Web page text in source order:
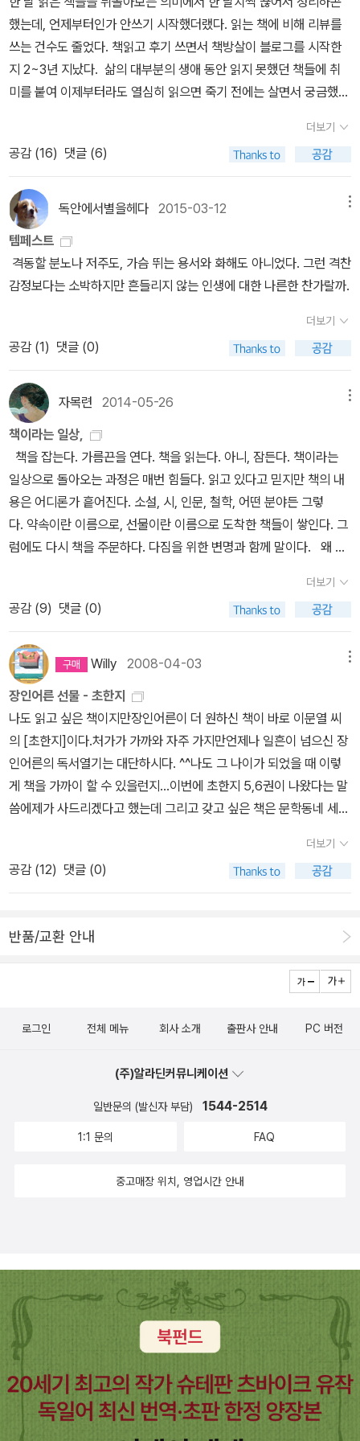
했는데, 언제부터인가 안쓰기 시작했더랬다. 읽는 책에 비해 리뷰를
쓰는 건수도 줄었다. 책읽고 후기 쓰면서 책방살이 블로그를 시작한
지 2~3년 지났다. 삶의 대부분의 생애 동안 읽지 못했던 책들에 취
미를 붙여 이제부터라도 열심히 읽으면 죽기 전에는 살면서 궁금했던
다는 걸 확인하는 작업이란 걸 점점 더 깨닫고 있는 거라고나 할까. 그
래도 아무것도 모른채 죽는다는 걸 알게 된다는 것만으로도 책읽기의
수확이라면 수확이겠다. 최근 글의 양이 줄었는데, 다 이유가 있다. 어
떤 책방에서는 자기들이 준 책 혹은 지원금을 자기 책방에만 올릴 것
을 강조한다. 어떤 곳은 그렇지 않다. 예를 들어 A라는 책방에서 한 달
에 서너권 살 수 있는 지원금을 받아 책을 사서 읽고 독후감을 올리면,
그것을 다른 책방에는 퍼올리지 말기를 원한다고 치자. 그렇게 되면
마찬가지로 B라는 서점에서 평가단 도서로 받은 책은 설령 B 서점에
서 다른 서점에 올리지 말라고 명시하지 않더라도 A 서점에 올리지
말아야 형평성이 맞는 것 같다. 그러다보니 두 개의 다른 서점에 올리
를 하다가, B 라는 서점으로 이사온 것은 대부분의 서점 블로그들이
서버 관리가 매우 취약해서 언제 글들이 날아갈 지 모르는 불안감 때
문이었다. 그런데 모든 사회가 그렇듯 둥지를 틀고 나면, 오다 가다 서
로 낯을 익히고 인사를 하며 지내듯 자연스럽게 그곳 생태계에 적응
하게 된다. 아 무슨 말을 하려다가 이렇게 엉뚱한 말들을 하고 있는 건
가..싱크가 맞지 않는 문제로 돌아와서, 그러하다보니 특정 서점에 책
값으로 리뷰를 써야 하는 경우를 제외하고 개인적으로 사서 읽은 책
들은 리뷰를 미루게 된다. 그나마 신간에 속하는 책들은, 책방 블로그
리뷰를 쓰고 싶은 충동 때문에 열심히 리뷰를 쓰지만 고전이나 뒤늦
게 읽은 스테디셀러의 경우 그 많고 많은 리뷰 중에 내 글 하나 더 보
태는게 무슨 의미가 있으랴 싶기도 하고, 또 시대가 검증된 고전에 대
해 좋으니 싫으니 내 생각을 밝히는 것 자체가 가당찮게 느껴지기도
해서다. 그래도 뭘 읽었는지, 얼마나 (개인적으로) 좋았는지 정도는
기록을 해두는 게 좋겠다.셰익스피어 400주년이라 축제 분위기에
합류를 했다. 열책 버전의 햄릿부터 조금 읽다가 잘 안읽혀 펭귄 버전
으로 마저 읽었다. 멕베드도 열책 버전으로 3막 까지 읽었는데, librib
ox에서 오디오북을 다운받아 반쯤 알아먹는 극을 청취하며 다시 펭
귄 버전으로 읽는 중이다. 문동의 템페스트도 머리맡에 있다. 희곡은
책으로 읽을 때 너무 빠른 진행 때문에 감정 이입이 잘 안된다. 한 마
디 말에 담긴 엄청난 양의 감정을 눈으로 휘리릭 읽어버리면 애초 셰
햄릿은 양면적인 감정을 글자로만 파악하기에는 더 어려웠고 맥베스
송처럼 여러 사람이 각 역을 맡아서 대본읽기처럼 약간의 연극적인
플레이를 하고 있기에 감정적인 선을 조금 더 파악할 수 있었다. 민음
사의 <세계를 향한 의지>도 조금씩 함께 읽고 있는 중인데, 이런 류
적인 경험이 있어야 더 흥미로울 듯해서 일단 비극 네 개와 템페스트,
다. 문동에서 셰익스피어 전집이 나온 것 같은데. 펭귄북스의 해설과
극적인 번역 다 만족스러워서 일단 있는 거로 읽고, 가끔 오디오북도
트로일러스>가 있어서 집어 들었다. 영어의 역사라는 책에서 초서 이
다. 원작에서대로 행을 그대로 떼어놓다보니 번역된 문장이 시적 효
과를 간직한 것도 아니면서 문장의 흐름만 자꾸 끊겨서 가독성이 좋
지 않았다. 상사병에 걸린 트로일러스가 친구의 중개로 크리세이드를
꼬여내는 로맨스가 트로이전쟁을 배경으로 진행되는데, 사랑의 열병
에 걸린 트로일러스도 그렇고, 후에 트로일러스에게 넘어간 크리세이
드에게도 사랑은 죽음이다. 한 번 본 여자가 아른 거려 죽을 것 같고,
보고 싶어 죽을 것 같고, 좋아 죽을 것 같고, 우리가 사랑이라는 것이
더보기
공감 (16) 댓글 (6)
독안에서별을헤다 2015-03-12
템페스트
격동할 분노나 저주도, 가슴 뛰는 용서와 화해도 아니었다. 그런 격찬
감정보다는 소박하지만 흔들리지 않는 인생에 대한 나른한 찬가랄까.
더보기
공감 (1) 댓글 (0)
자목련 2014-05-26
책이라는 일상,
책을 잡는다. 가름끈을 연다. 책을 읽는다. 아니, 잠든다. 책이라는
일상으로 돌아오는 과정은 매번 힘들다. 읽고 있다고 믿지만 책의 내
용은 어디론가 흩어진다. 소설, 시, 인문, 철학, 어떤 분야든 그렇
다. 약속이란 이름으로, 선물이란 이름으로 도착한 책들이 쌓인다. 그
럼에도 다시 책을 주문하다. 다짐을 위한 변명과 함께 말이다. 왜 이
소개글을 읽지 않았기에 나는 이 책에 대해 알지 못한다. 다만, 제목처
럼『사라진 것들』에 대해 생각할 뿐이다. 우리는 모두 사라질 존재이
므로. 아버지의 옷가지를 불에 태우면서 엄마의 사진도 함께 사라졌
다. 큰 고모의 의도가 담긴 행동은 아니었을 것이다. 그래도 나는 속이
상했다. 한강의 장편소설 『소년이 온다』 는 한강이라는 작가가 이유
다. 나는 한강을 좋아한다. 한강의 글에서 만나는 차가움 속에 감춰진
뜨거움을, 절망처럼 보이는 가늘한 희망을 나는 사랑한다. 이문재의
시집 『지금 여기가 맨 앞』은 출판사 트윗에 올라온 글을 주시하며 기
다렸던 시집이다. 예고 없이 도착한『지금 당장 읽고 싶은 철학의 명
저』는 예쁜 동생의 선물이다. 깜짝 선물은 언제나 즐겁다. 다정한 동
생의 마음까지 담겼기에 행복하다. 아직 읽지 못한『이제야, 비로소
인생이 다정해지기 시작한다』와『가족 문제』는 좀 색다르게 다가올
것 같다. 인생과 가족이라는 단어의 울림이 아니더라도 말이다. 『201
사랑한다. 김훈의 『개』, 안현미의 『사랑은 어느날 수리된다』, 박범신
책이 먼저다. 세계문학으로 만나는『대성당』. 그나저나, 김연수의 산
다. 가름끈을 연다. 책을 읽는다. 어김없이 책을 읽는 일상은 이어질
더보기
공감 (9) 댓글 (0)
Willy 2008-04-03
장인어른 선물 - 초한지
나도 읽고 싶은 책이지만장인어른이 더 원하신 책이 바로 이문열 씨
의 [초한지]이다.처가가 가까와 자주 가지만언제나 일흔이 넘으신 장
인어른의 독서열기는 대단하시다. ^^나도 그 나이가 되었을 때 이렇
게 책을 가까이 할 수 있을런지...이번에 초한지 5,6권이 나왔다는 말
씀에제가 사드리겠다고 했는데 그리고 갖고 싶은 책은 문학동네 세계
더보기
공감 (12) 댓글 (0)
반품/교환 안내
로그인 전체 메뉴 회사 소개 출판사 안내 PC 버전
(주)알라딘커뮤니케이션
일반문의 (발신자 부담) 1544-2514
1:1 문의 FAQ
중고매장 위치, 영업시간 안내